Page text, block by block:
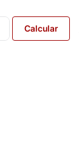
Calcular